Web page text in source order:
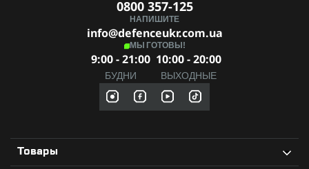
Аккумулятор ARB-L18-3400
USB Type-C кабель
Запасное уплотнительное кольцо
Руководство пользователя и гарантийный талон
Официальная гарантия —5 летс момента покупки. Fenix
0800 357-125
НАПИШИТЕ
info@defenceukr.com.ua
МЫ ГОТОВЫ!
9:00 - 21:00
БУДНИ
10:00 - 20:00
ВЫХОДНЫЕ
Товары